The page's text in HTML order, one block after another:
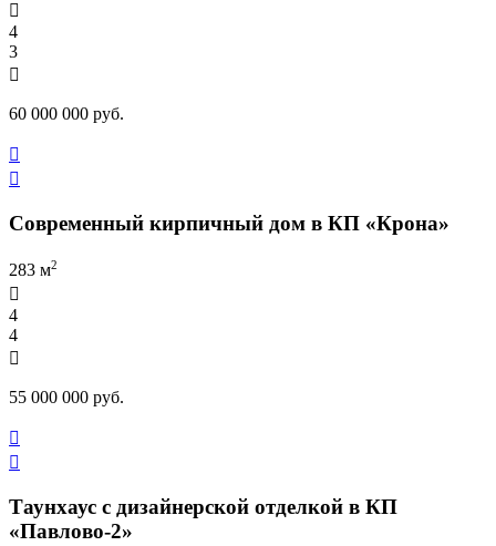

4
3

60 000 000 руб.


Современный кирпичный дом в КП «Крона»
283 м2

4
4

55 000 000 руб.


Таунхаус с дизайнерской отделкой в КП
«Павлово-2»